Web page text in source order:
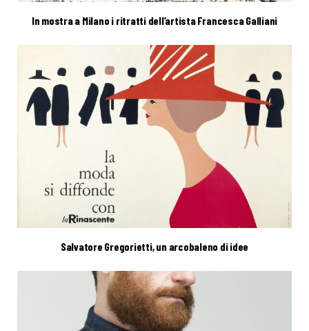
In mostra a Milano i ritratti dell’artista Francesca Galliani
Salvatore Gregorietti, un arcobaleno di idee